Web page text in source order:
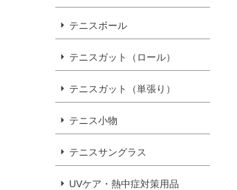
テニスボール
テニスガット（ロール）
テニスガット（単張り）
テニス小物
テニスサングラス
UVケア・熱中症対策用品